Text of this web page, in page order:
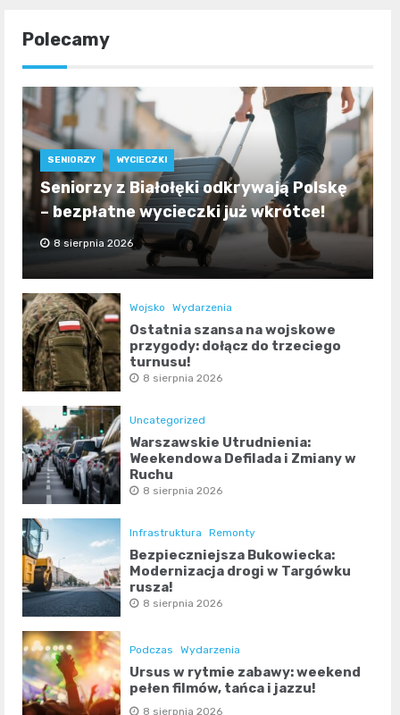
Polecamy
SENIORZY WYCIECZKI
Seniorzy z Białołęki odkrywają Polskę
– bezpłatne wycieczki już wkrótce!
8 sierpnia 2026
Wojsko Wydarzenia
Ostatnia szansa na wojskowe
przygody: dołącz do trzeciego
turnusu!
8 sierpnia 2026
Uncategorized
Warszawskie Utrudnienia:
Weekendowa Defilada i Zmiany w
Ruchu
8 sierpnia 2026
Infrastruktura Remonty
Bezpieczniejsza Bukowiecka:
Modernizacja drogi w Targówku
rusza!
8 sierpnia 2026
Podczas Wydarzenia
Ursus w rytmie zabawy: weekend
pełen filmów, tańca i jazzu!
8 sierpnia 2026